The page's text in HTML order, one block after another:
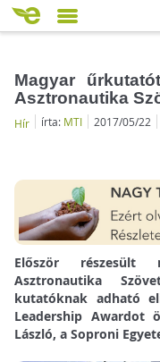
Magyar
Asztronautika
Hír írta: MTI 2017/05/22
Először
Asztronautika
kutatóknak adható
Leadership Awardot
László, a Soproni